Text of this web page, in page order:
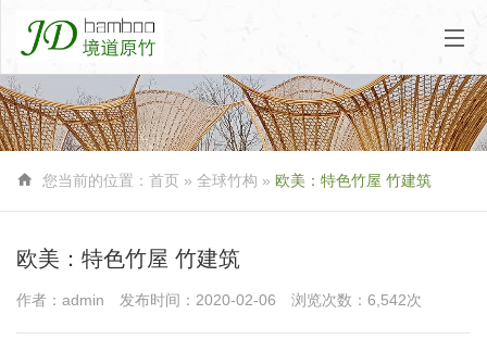
 您当前的位置： 首页 » 全球竹构 » 欧美：特色竹屋 竹建筑
欧美：特色竹屋 竹建筑
作者：admin 发布时间：2020-02-06 浏览次数：6,542次